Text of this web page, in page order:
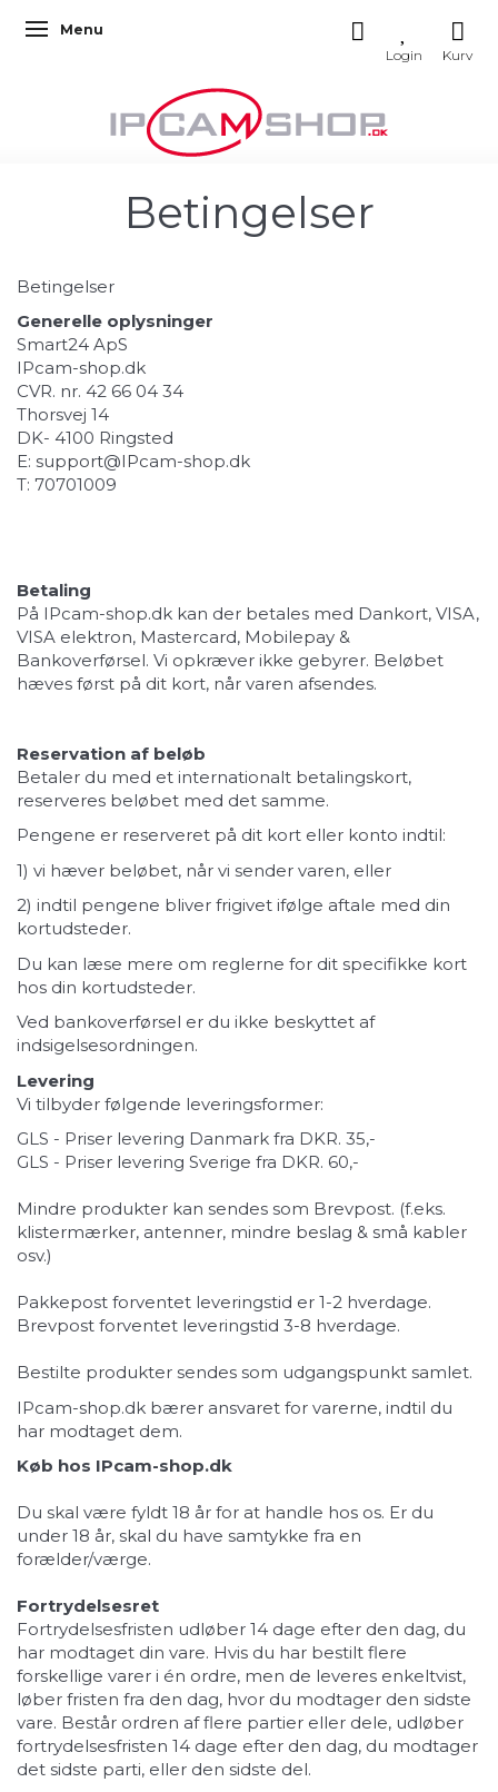
Skifte navigation
Menu
Betingelser
Betingelser
Generelle oplysninger
Smart24 ApS
IPcam-shop.dk
CVR. nr. 42 66 04 34
Thorsvej 14
DK- 4100 Ringsted
E: support@IPcam-shop.dk
T: 70701009
Betaling
På IPcam-shop.dk kan der betales med Dankort, VISA,
VISA elektron, Mastercard, Mobilepay &
Bankoverførsel. Vi opkræver ikke gebyrer. Beløbet
hæves først på dit kort, når varen afsendes.
Reservation af beløb
Betaler du med et internationalt betalingskort,
reserveres beløbet med det samme.
Pengene er reserveret på dit kort eller konto indtil:
1) vi hæver beløbet, når vi sender varen, eller
2) indtil pengene bliver frigivet ifølge aftale med din
kortudsteder.
Du kan læse mere om reglerne for dit specifikke kort
hos din kortudsteder.
Ved bankoverførsel er du ikke beskyttet af
indsigelsesordningen.
Levering
Vi tilbyder følgende leveringsformer:
GLS - Priser levering Danmark fra DKR. 35,-
GLS - Priser levering Sverige fra DKR. 60,-
Mindre produkter kan sendes som Brevpost. (f.eks.
klistermærker, antenner, mindre beslag & små kabler
osv.)
Pakkepost forventet leveringstid er 1-2 hverdage.
Brevpost forventet leveringstid 3-8 hverdage.
Bestilte produkter sendes som udgangspunkt samlet.
IPcam-shop.dk bærer ansvaret for varerne, indtil du
har modtaget dem.
Køb hos IPcam-shop.dk
Du skal være fyldt 18 år for at handle hos os. Er du
under 18 år, skal du have samtykke fra en
forælder/værge.
Fortrydelsesret
Fortrydelsesfristen udløber 14 dage efter den dag, du
har modtaget din vare. Hvis du har bestilt flere
forskellige varer i én ordre, men de leveres enkeltvist,
løber fristen fra den dag, hvor du modtager den sidste
vare. Består ordren af flere partier eller dele, udløber
fortrydelsesfristen 14 dage efter den dag, du modtager
det sidste parti, eller den sidste del.